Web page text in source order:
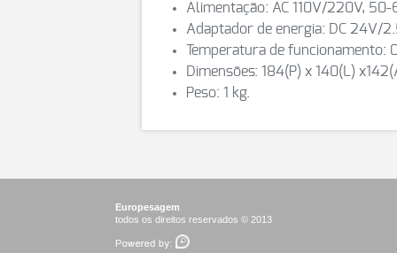
Alimentação: AC 110V/220V, 50-
Adaptador de energia: DC 24V/
Temperatura de funcionamento:
Dimensões: 184(P) x 140(L)
Peso: 1 kg.
Europesagem
todos os direitos reservados © 2013